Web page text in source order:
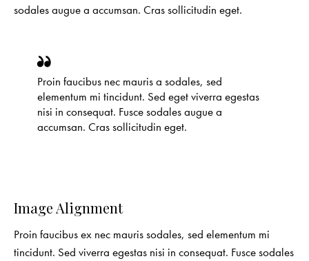
sodales augue a accumsan. Cras sollicitudin eget.
Proin faucibus nec mauris a sodales, sed
elementum mi tincidunt. Sed eget viverra egestas
nisi in consequat. Fusce sodales augue a
accumsan. Cras sollicitudin eget.
Image Alignment
Proin faucibus ex nec mauris sodales, sed elementum mi
tincidunt. Sed viverra egestas nisi in consequat. Fusce sodales